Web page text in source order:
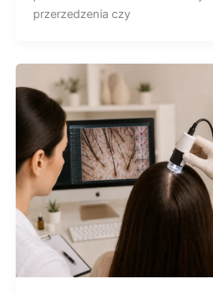
przerzedzenia czy